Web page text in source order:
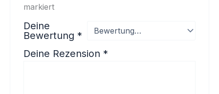
markiert
Deine
Bewertung *
Deine Rezension *